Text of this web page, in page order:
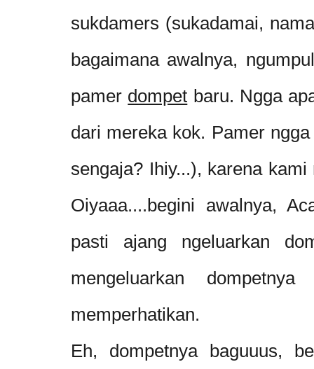
sukdamers (sukadamai,
bagaimana awalnya,
pamer dompet baru. Ngga
dari mereka kok. Pamer
sengaja? Ihiy...), karena
Oiyaaa....begini awalnya,
pasti ajang ngeluarkan
mengeluarkan
memperhatikan.
Eh, dompetnya baguuus,